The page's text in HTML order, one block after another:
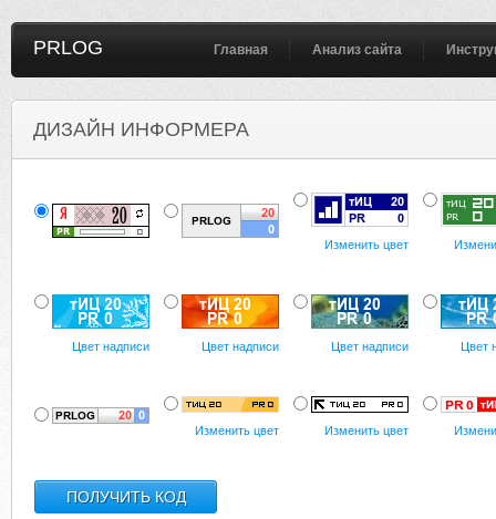
PRLOG Главная Анализ сайта
ДИЗАЙН ИНФОРМЕРА
Изменить цвет
Цвет надписи Цвет надписи Цвет надписи Цвет
Изменить цвет Изменить цвет